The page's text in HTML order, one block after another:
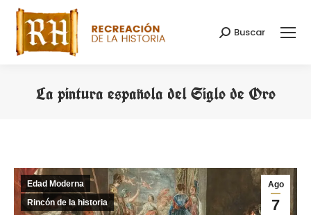
Buscar:
Buscar
La pintura española del Siglo de Oro
Ago
7
Edad Moderna
Rincón de la historia